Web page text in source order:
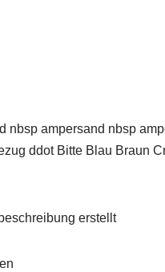
nbsp ampersand nbsp
ddot Bitte Blau Braun
erstellt